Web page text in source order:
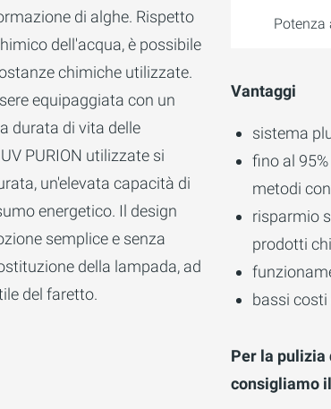
di alghe. Rispetto
dell'acqua, è possibile
chimiche utilizzate.
equipaggiata con un
durata di vita delle
PURION utilizzate si
un'elevata capacità di
energetico. Il design
semplice e senza
della lampada, ad
del faretto.
Potenza
Vantaggi
sistema
fino al
metodi
risparmio
prodotti
bassi
Per la pulizia
consigliamo il